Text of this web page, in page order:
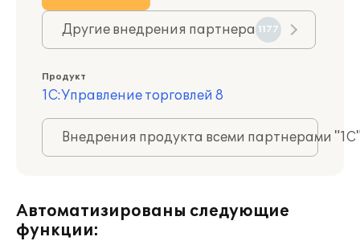
Другие внедрения партнера 1177
Продукт
1С:Управление торговлей 8
Внедрения продукта всеми партнерами
Автоматизированы следующие
функции: